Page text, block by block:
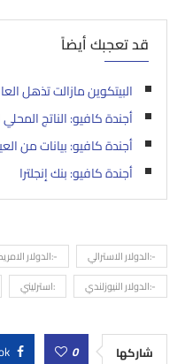
قد تعجبك أيضاً
البيتكوين مازالت تذهل
أجندة كافيو: الناتج
أجندة كافيو: بيانات من
أجندة كافيو: بنك إنجلترا
-:الدولار الاسترالي -:الدولار
-:الدولار النيوزلندي
:استرليني
شاركها 0